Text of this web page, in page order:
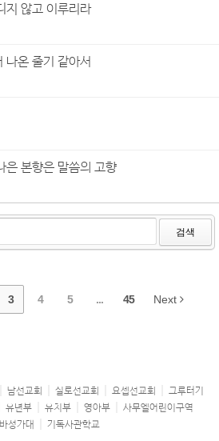
지 않고 이루리라
나온 줄기 같아서
은 본향은 말씀의 고향
검색
3 4 5 ... 45 Next
남선교회 실로선교회 요셉선교회
그루터기
유년부 유치부 영아부
사무엘어린이구역
성가대
기독사관학교